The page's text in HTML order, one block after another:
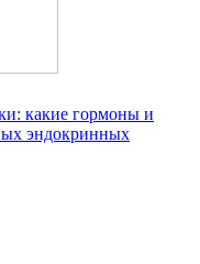
какие гормоны и
эндокринных